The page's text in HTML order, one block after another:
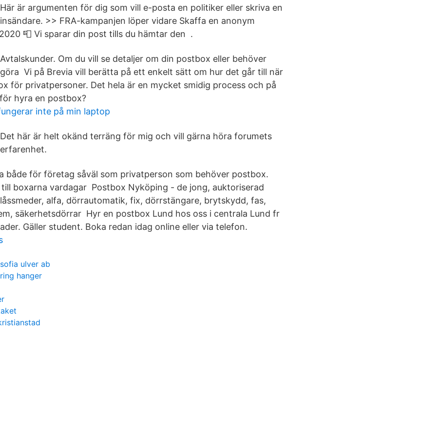
Här är argumenten för dig som vill e-posta en politiker eller skriva en
insändare. >> FRA-kampanjen löper vidare Skaffa en anonym
📮 Vi sparar din post tills du hämtar den ️ .
Avtalskunder. Om du vill se detaljer om din postbox eller behöver
göra Vi på Brevia vill berätta på ett enkelt sätt om hur det går till när
för privatpersoner. Det hela är en mycket smidig process och på
hyra en postbox?
inte på min laptop
Det här är helt okänd terräng för mig och vill gärna höra forumets
erfarenhet.
både för företag såväl som privatperson som behöver postbox.
till boxarna vardagar Postbox Nyköping - de jong, auktoriserad
alfa, dörrautomatik, fix, dörrstängare, brytskydd, fas,
säkerhetsdörrar Hyr en postbox Lund hos oss i centrala Lund fr
Gäller student. Boka redan idag online eller via telefon.
sofia ulver ab
ring hanger